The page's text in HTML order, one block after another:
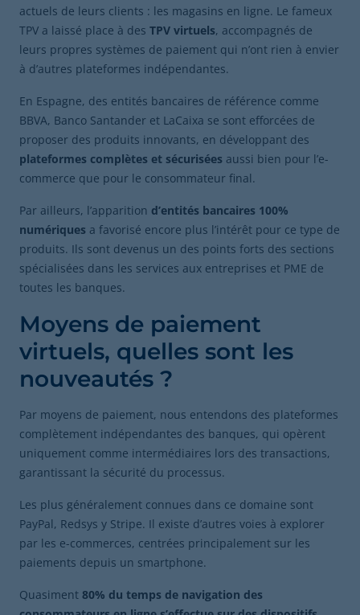
actuels de leurs clients : les magasins en ligne. Le fameux
TPV a laissé place à des TPV virtuels, accompagnés de
leurs propres systèmes de paiement qui n’ont rien à envier
à d’autres plateformes indépendantes.
En Espagne, des entités bancaires de référence comme
BBVA, Banco Santander et LaCaixa se sont efforcées de
proposer des produits innovants, en développant des
plateformes complètes et sécurisées aussi bien pour l’e-
commerce que pour le consommateur final.
Par ailleurs, l’apparition d’entités bancaires 100%
numériques a favorisé encore plus l’intérêt pour ce type de
produits. Ils sont devenus un des points forts des sections
spécialisées dans les services aux entreprises et PME de
toutes les banques.
Moyens de paiement
virtuels, quelles sont les
nouveautés ?
Par moyens de paiement, nous entendons des plateformes
complètement indépendantes des banques, qui opèrent
uniquement comme intermédiaires lors des transactions,
garantissant la sécurité du processus.
Les plus généralement connues dans ce domaine sont
PayPal, Redsys y Stripe. Il existe d’autres voies à explorer
par les e-commerces, centrées principalement sur les
paiements depuis un smartphone.
Quasiment 80% du temps de navigation des